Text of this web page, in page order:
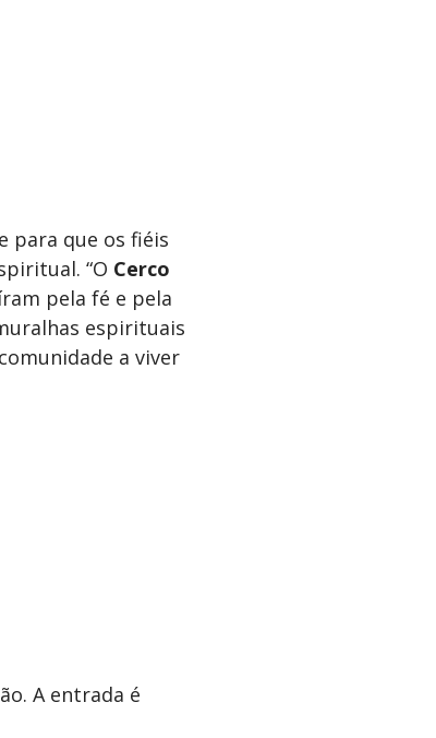
para que os fiéis
“O Cerco
pela fé e pela
espirituais
a viver
A entrada é